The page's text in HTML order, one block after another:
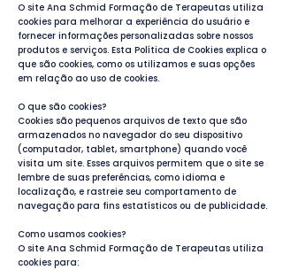
O site Ana Schmid Formação de Terapeutas utiliza
cookies para melhorar a experiência do usuário e
fornecer informações personalizadas sobre nossos
produtos e serviços. Esta Política de Cookies explica o
que são cookies, como os utilizamos e suas opções
em relação ao uso de cookies.
O que são cookies?
Cookies são pequenos arquivos de texto que são
armazenados no navegador do seu dispositivo
(computador, tablet, smartphone) quando você
visita um site. Esses arquivos permitem que o site se
lembre de suas preferências, como idioma e
localização, e rastreie seu comportamento de
navegação para fins estatísticos ou de publicidade.
Como usamos cookies?
O site Ana Schmid Formação de Terapeutas utiliza
cookies para: